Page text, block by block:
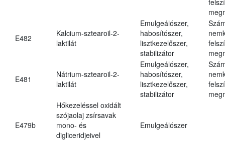
E482
Kalcium-sztearoil-2-
laktilát
Emulgeálószer,
habosítószer,
lisztkezelőszer,
stabilizátor
E481
Nátrium-sztearoil-2-
laktilát
Emulgeálószer,
habosítószer,
lisztkezelőszer,
stabilizátor
E479b
Hőkezeléssel oxidált
szójaolaj zsírsavak
mono- és
digliceridjeivel
Emulgeálószer